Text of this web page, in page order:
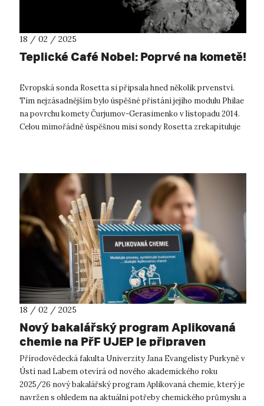
18 / 02 / 2025
Teplické Café Nobel: Poprvé na kometě!
Evropská sonda Rosetta si připsala hned několik prvenství.
Tím nejzásadnějším bylo úspěšné přistání jejího modulu Philae
na povrchu komety Čurjumov-Gerasimenko v listopadu 2014.
Celou mimořádně úspěšnou misi sondy Rosetta zrekapituluje
18 / 02 / 2025
Nový bakalářský program Aplikovaná
chemie na PřF UJEP je připraven
přijmout první studenty
Přírodovědecká fakulta Univerzity Jana Evangelisty Purkyně v
Ústí nad Labem otevírá od nového akademického roku
2025/26 nový bakalářský program Aplikovaná chemie, který je
navržen s ohledem na aktuální potřeby chemického průmyslu a